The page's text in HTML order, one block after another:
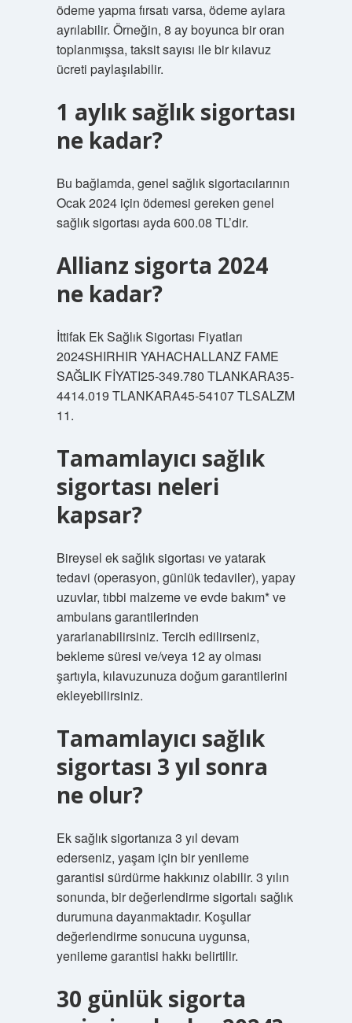
ödeme yapma fırsatı varsa, ödeme aylara
ayrılabilir. Örneğin, 8 ay boyunca bir oran
toplanmışsa, taksit sayısı ile bir kılavuz
ücreti paylaşılabilir.
1 aylık sağlık sigortası
ne kadar?
Bu bağlamda, genel sağlık sigortacılarının
Ocak 2024 için ödemesi gereken genel
sağlık sigortası ayda 600.08 TL’dir.
Allianz sigorta 2024
ne kadar?
İttifak Ek Sağlık Sigortası Fiyatları
2024SHIRHIR YAHACHALLANZ FAME
SAĞLIK FİYATI25-349.780 TLANKARA35-
4414.019 TLANKARA45-54107 TLSALZM
11.
Tamamlayıcı sağlık
sigortası neleri
kapsar?
Bireysel ek sağlık sigortası ve yatarak
tedavi (operasyon, günlük tedaviler), yapay
uzuvlar, tıbbi malzeme ve evde bakım* ve
ambulans garantilerinden
yararlanabilirsiniz. Tercih edilirseniz,
bekleme süresi ve/veya 12 ay olması
şartıyla, kılavuzunuza doğum garantilerini
ekleyebilirsiniz.
Tamamlayıcı sağlık
sigortası 3 yıl sonra
ne olur?
Ek sağlık sigortanıza 3 yıl devam
ederseniz, yaşam için bir yenileme
garantisi sürdürme hakkınız olabilir. 3 yılın
sonunda, bir değerlendirme sigortalı sağlık
durumuna dayanmaktadır. Koşullar
değerlendirme sonucuna uygunsa,
yenileme garantisi hakkı belirtilir.
30 günlük sigorta